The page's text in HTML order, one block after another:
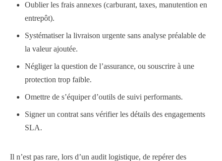
Oublier les frais annexes (carburant, taxes, manutention en
entrepôt).
Systématiser la livraison urgente sans analyse préalable de
la valeur ajoutée.
Négliger la question de l’assurance, ou souscrire à une
protection trop faible.
Omettre de s’équiper d’outils de suivi performants.
Signer un contrat sans vérifier les détails des engagements
SLA.
Il n’est pas rare, lors d’un audit logistique, de repérer des